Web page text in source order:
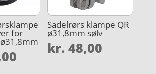
for
Sadelrørs klampe QR
ø31,8mm sølv
kr. 48,00